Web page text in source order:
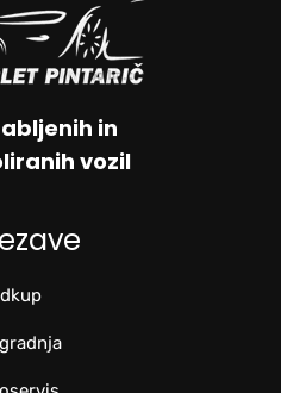
in
vozil